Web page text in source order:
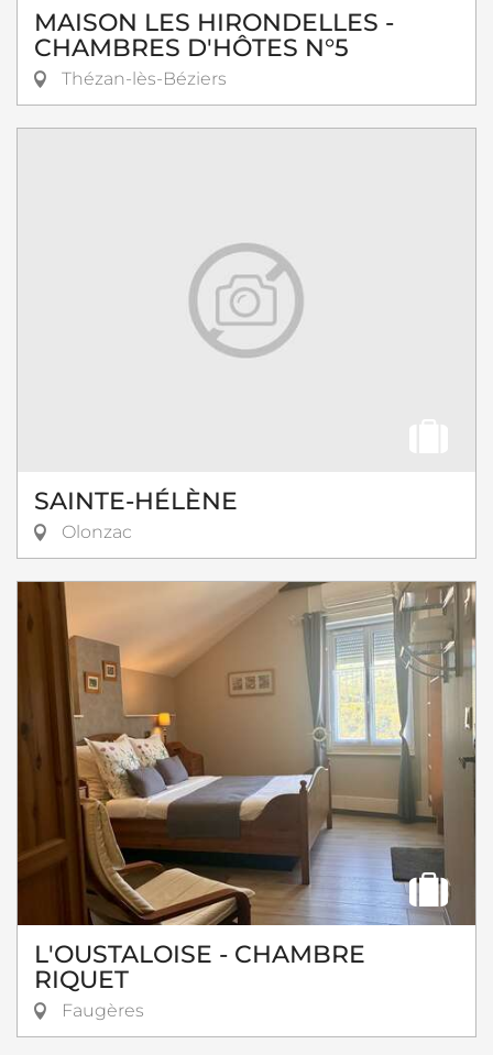
MAISON LES HIRONDELLES -
CHAMBRES D'HÔTES N°5
Thézan-lès-Béziers
SAINTE-HÉLÈNE
Olonzac
L'OUSTALOISE - CHAMBRE
RIQUET
Faugères